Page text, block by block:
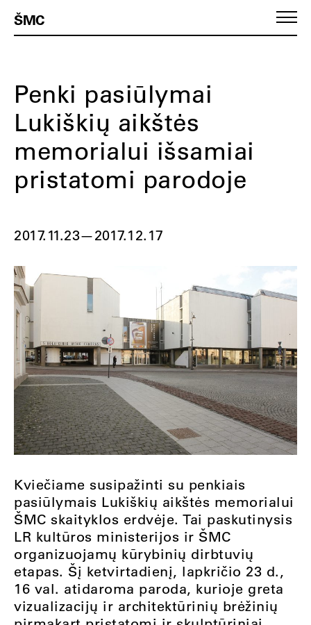
ŠMC
Penki pasiūlymai
Lukiškių aikštės
memorialui išsamiai
pristatomi parodoje
2017.11.23—2017.12.17
Kviečiame susipažinti su penkiais
pasiūlymais Lukiškių aikštės memorialui
ŠMC skaityklos erdvėje. Tai paskutinysis
LR kultūros ministerijos ir ŠMC
organizuojamų kūrybinių dirbtuvių
etapas. Šį ketvirtadienį, lapkričio 23 d.,
16 val. atidaroma paroda, kurioje greta
vizualizacijų ir architektūrinių brėžinių